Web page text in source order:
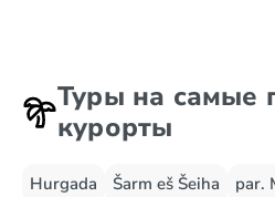
Туры на самые
курорты
Hurgada Šarm eš Šeiha par.